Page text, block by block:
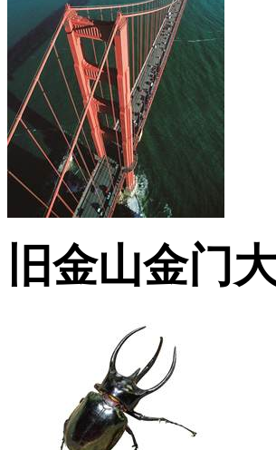
旧金山金门